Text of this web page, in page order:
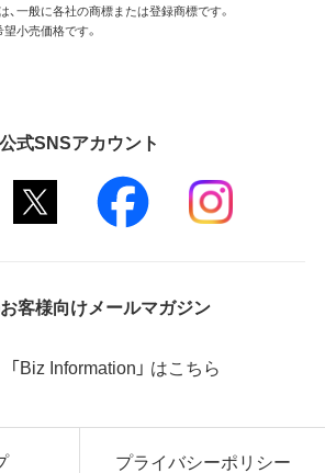
一般に各社の商標または登録商標です。
小売価格です。
公式SNSアカウント
客様向けメールマガジン
「Biz Information」 はこちら
プライバシーポリシー